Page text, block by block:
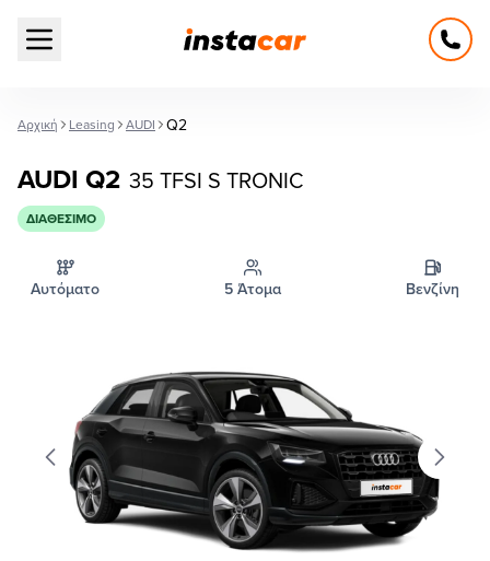
Open main menu
Αρχική Leasing AUDI Q2
AUDI Q2 35 TFSI S TRONIC
ΔΙΑΘΈΣΙΜΟ
Αυτόματο 5 Άτομα Βενζίνη